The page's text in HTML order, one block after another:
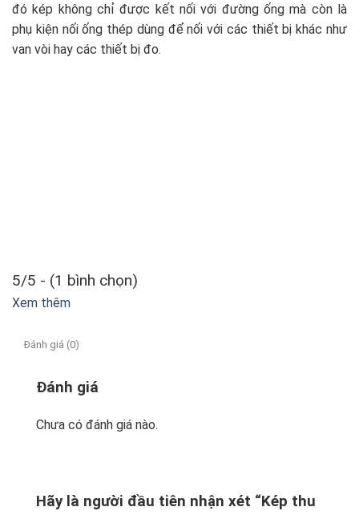
đó kép không chỉ được kết nối với đường ống mà còn là
phụ kiện nối ống thép dùng để nối với các thiết bị khác như
van vòi hay các thiết bị đo.
5/5 - (1 bình chọn)
Xem thêm
Đánh giá (0)
Đánh giá
Chưa có đánh giá nào.
Hãy là người đầu tiên nhận xét “Kép thu